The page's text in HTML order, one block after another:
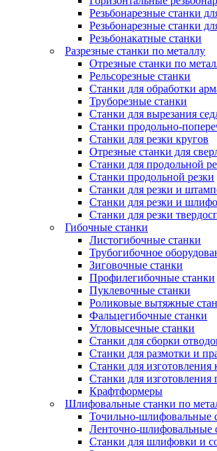
Резьбонарезные станки
Резьбонарезные станки
Резьбонакатные станки
Разрезные станки по металлу
Отрезные станки по
Рельсорезные станки
Станки для обработки
Труборезные станки
Станки для вырезания
Станки продольно-
Станки для резки кругов
Отрезные станки для
Станки для продольной
Станки продольной резки
Станки для резки и
Станки для резки и
Станки для резки
Гибочные станки
Листогибочные станки
Трубогибочное
Зиговочные станки
Профилегибочные станки
Пуклевочные станки
Роликовые вытяжные
Фальцегибочные станки
Угловысечные станки
Станки для сборки
Станки для размотки и
Станки для изготовления
Станки для изготовления
Крафтформеры
Шлифовальные станки по
Точильно-шлифовальные
Ленточно-шлифовальные
Станки для шлифовки и